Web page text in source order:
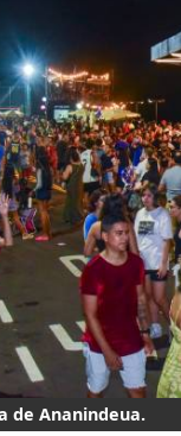
de Ananindeua.